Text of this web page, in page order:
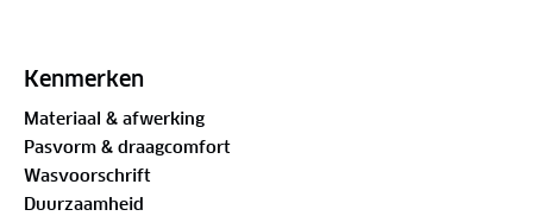
Textile Standard (GOTS) is een internationaal
textielketen, van de teelt van natuurlijke vezels tot
aan de verwerking en productie van het
kledingstuk.Welke kleur kies jij?
Kenmerken
Materiaal & afwerking
Pasvorm & draagcomfort
Wasvoorschrift
Duurzaamheid